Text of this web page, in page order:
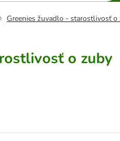
Greenies žuvadlo - starostlivosť
o zuby